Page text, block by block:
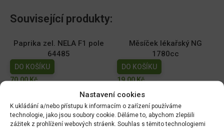
Nastavení cookies
K ukládání a/nebo přístupu k informacím o zařízení používáme
technologie, jako jsou soubory cookie. Děláme to, abychom zlepšili
zážitek z prohlížení webových stráenk. Souhlas s těmito technologiemi
Související produkty:
Paprika zel. NELA F1 pole
64485
DO KOŠÍKU
70.00Kč
Měsíček lékařský NG
1780cc
DO KOŠÍKU
19.00Kč
Dobrá semena - Kiwano -
africká okurka 10s 2257
DO KOŠÍKU
Dobrá semena - Sója
Edamame - Chiba Green
10g 3972